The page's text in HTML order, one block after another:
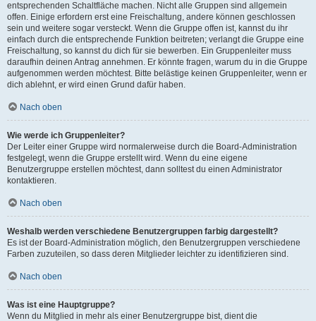
entsprechenden Schaltfläche machen. Nicht alle Gruppen sind allgemein
offen. Einige erfordern erst eine Freischaltung, andere können geschlossen
sein und weitere sogar versteckt. Wenn die Gruppe offen ist, kannst du ihr
einfach durch die entsprechende Funktion beitreten; verlangt die Gruppe eine
Freischaltung, so kannst du dich für sie bewerben. Ein Gruppenleiter muss
daraufhin deinen Antrag annehmen. Er könnte fragen, warum du in die Gruppe
aufgenommen werden möchtest. Bitte belästige keinen Gruppenleiter, wenn er
dich ablehnt, er wird einen Grund dafür haben.
Nach oben
Wie werde ich Gruppenleiter?
Der Leiter einer Gruppe wird normalerweise durch die Board-Administration
festgelegt, wenn die Gruppe erstellt wird. Wenn du eine eigene
Benutzergruppe erstellen möchtest, dann solltest du einen Administrator
kontaktieren.
Nach oben
Weshalb werden verschiedene Benutzergruppen farbig dargestellt?
Es ist der Board-Administration möglich, den Benutzergruppen verschiedene
Farben zuzuteilen, so dass deren Mitglieder leichter zu identifizieren sind.
Nach oben
Was ist eine Hauptgruppe?
Wenn du Mitglied in mehr als einer Benutzergruppe bist, dient die